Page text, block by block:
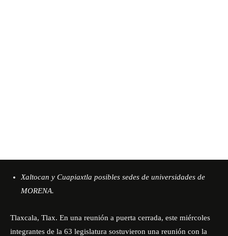
Xaltocan y Cuapiaxtla posibles sedes de universidades de
MORENA.
Tlaxcala, Tlax. En una reunión a puerta cerrada, este miércoles
integrantes de la 63 legislatura sostuvieron una reunión con la